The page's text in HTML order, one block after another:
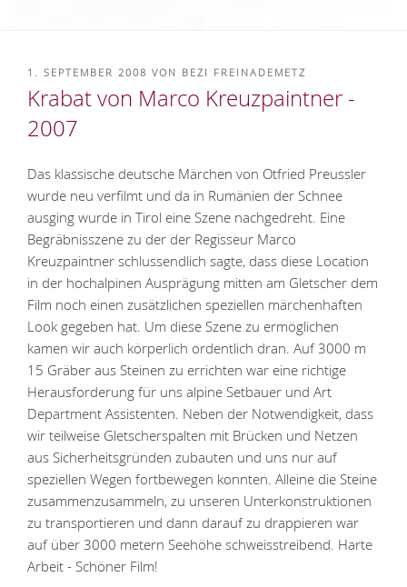
VERÖFFENTLICHT
AM
1. SEPTEMBER 2008 VON BEZI FREINADEMETZ
Krabat von Marco Kreuzpaintner -
2007
Das klassische deutsche Märchen von Otfried Preussler
wurde neu verfilmt und da in Rumänien der Schnee
ausging wurde in Tirol eine Szene nachgedreht. Eine
Begräbnisszene zu der der Regisseur Marco
Kreuzpaintner schlussendlich sagte, dass diese Location
in der hochalpinen Ausprägung mitten am Gletscher dem
Film noch einen zusätzlichen speziellen märchenhaften
Look gegeben hat. Um diese Szene zu ermöglichen
kamen wir auch körperlich ordentlich dran. Auf 3000 m
15 Gräber aus Steinen zu errichten war eine richtige
Herausforderung für uns alpine Setbauer und Art
Department Assistenten. Neben der Notwendigkeit, dass
wir teilweise Gletscherspalten mit Brücken und Netzen
aus Sicherheitsgründen zubauten und uns nur auf
speziellen Wegen fortbewegen konnten. Alleine die Steine
zusammenzusammeln, zu unseren Unterkonstruktionen
zu transportieren und dann darauf zu drappieren war
auf über 3000 metern Seehöhe schweisstreibend. Harte
Arbeit - Schöner Film!